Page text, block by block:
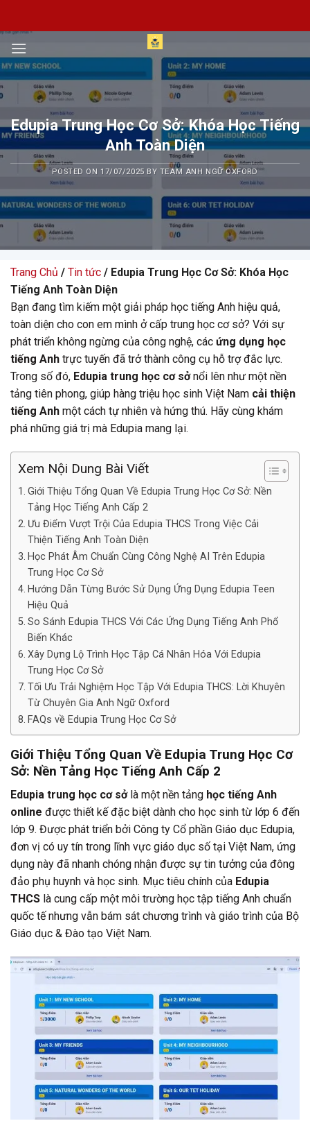
content
Edupia Trung Học Cơ Sở: Khóa Học Tiếng
Anh Toàn Diện
POSTED ON 17/07/2025 BY TEAM ANH NGỮ OXFORD
Trang Chủ / Tin tức / Edupia Trung Học Cơ Sở: Khóa Học
Tiếng Anh Toàn Diện
Bạn đang tìm kiếm một giải pháp học tiếng Anh hiệu quả,
toàn diện cho con em mình ở cấp trung học cơ sở? Với sự
phát triển không ngừng của công nghệ, các ứng dụng học
tiếng Anh trực tuyến đã trở thành công cụ hỗ trợ đắc lực.
Trong số đó, Edupia trung học cơ sởnổi lên như một nền
tảng tiên phong, giúp hàng triệu học sinh Việt Nam cải thiện
tiếng Anh một cách tự nhiên và hứng thú. Hãy cùng khám
phá những giá trị mà Edupia mang lại.
Xem Nội Dung Bài Viết
Giới Thiệu Tổng Quan Về Edupia Trung Học Cơ Sở: Nền
Tảng Học Tiếng Anh Cấp 2
Ưu Điểm Vượt Trội Của Edupia THCS Trong Việc Cải
Thiện Tiếng Anh Toàn Diện
Học Phát Âm Chuẩn Cùng Công Nghệ AI Trên Edupia
Trung Học Cơ Sở
Hướng Dẫn Từng Bước Sử Dụng Ứng Dụng Edupia Teen
Hiệu Quả
So Sánh Edupia THCS Với Các Ứng Dụng Tiếng Anh Phổ
Biến Khác
Xây Dựng Lộ Trình Học Tập Cá Nhân Hóa Với Edupia
Trung Học Cơ Sở
Tối Ưu Trải Nghiệm Học Tập Với Edupia THCS: Lời Khuyên
Từ Chuyên Gia Anh Ngữ Oxford
FAQs về Edupia Trung Học Cơ Sở
Giới Thiệu Tổng Quan Về Edupia Trung Học Cơ
Sở: Nền Tảng Học Tiếng Anh Cấp 2
Edupia trung học cơ sởlà một nền tảng học tiếng Anh
online được thiết kế đặc biệt dành cho học sinh từ lớp 6 đến
lớp 9. Được phát triển bởi Công ty Cổ phần Giáo dục Edupia,
đơn vị có uy tín trong lĩnh vực giáo dục số tại Việt Nam, ứng
dụng này đã nhanh chóng nhận được sự tin tưởng của đông
đảo phụ huynh và học sinh. Mục tiêu chính của Edupia
THCS là cung cấp một môi trường học tập tiếng Anh chuẩn
quốc tế nhưng vẫn bám sát chương trình và giáo trình của Bộ
Giáo dục & Đào tạo Việt Nam.